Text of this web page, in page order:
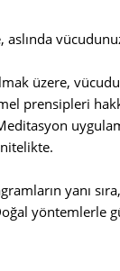
üzere,
prensipleri
yanı
yöntemlerle